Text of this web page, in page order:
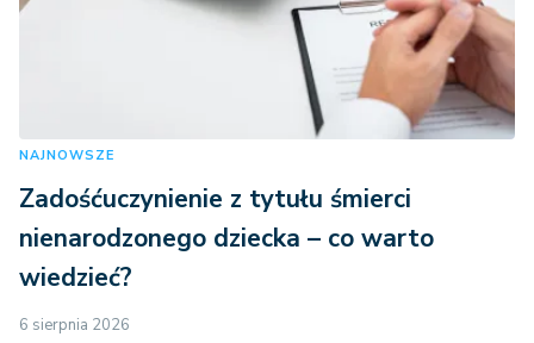
NAJNOWSZE
Zadośćuczynienie z tytułu śmierci
nienarodzonego dziecka – co warto
wiedzieć?
6 sierpnia 2026